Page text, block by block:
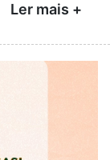
Ler mais +